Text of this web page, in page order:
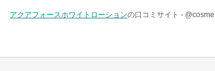
アクアフォースホワイトローションの口コミサイト - @cosme